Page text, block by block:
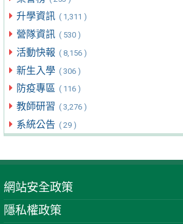
升學資訊 ( 1,311 )
營隊資訊 ( 530 )
活動快報 ( 8,156 )
新生入學 ( 306 )
防疫專區 ( 116 )
教師研習 ( 3,276 )
系統公告 ( 29 )
網站安全政策
隱私權政策